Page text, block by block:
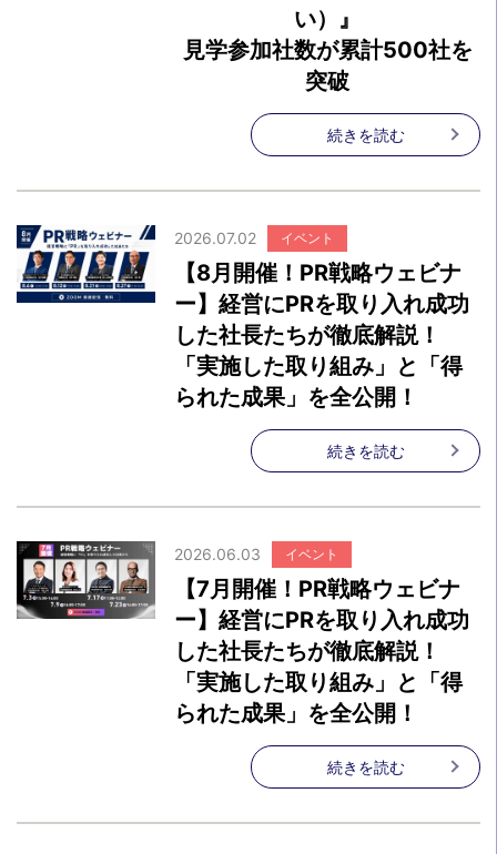
い）』
見学参加社数が累計500社を
突破
続きを読む
2026.07.02 イベント
【8月開催！PR戦略ウェビナ
ー】経営にPRを取り入れ成功
した社長たちが徹底解説！
「実施した取り組み」と「得
られた成果」を全公開！
続きを読む
2026.06.03 イベント
【7月開催！PR戦略ウェビナ
ー】経営にPRを取り入れ成功
した社長たちが徹底解説！
「実施した取り組み」と「得
られた成果」を全公開！
続きを読む